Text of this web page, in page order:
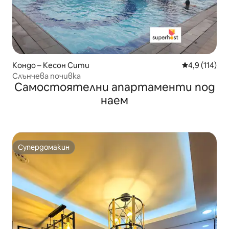
Кондо – Кесон Сити Средна
4,9 (114)
Слънчева почивка
Самостоятелни апартаменти под
наем
Супердомакин
Супердомакин